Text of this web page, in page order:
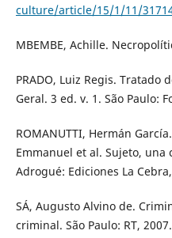
culture/article/15/1/11/
MBEMBE, Achille.
PRADO, Luiz Regis. Tratado
Geral. 3 ed. v. 1. São Paulo:
ROMANUTTI, Hermán
Emmanuel et al. Sujeto,
Adrogué: Ediciones La
SÁ, Augusto Alvino de.
criminal. São Paulo: RT, 2007.